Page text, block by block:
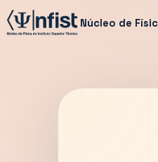
Núcleo de